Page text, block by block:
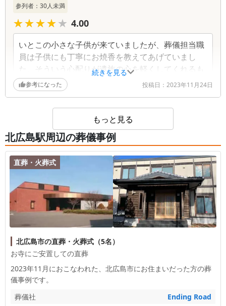
続きを見る
参列者： 30人未満
★★★★★
★★★★★ 4.00
いとこの小さな子供が来ていましたが、葬儀担当職
員は子供にも丁寧にお焼香を教えてあげていまし
た。そういう心配りが遺族の心を軽くしてくれるも
のだと思いました。 家族葬にはちょうどよいサイズ
感です。写真や花飾りも綺麗でした。アクセスは少
し悪いため夜は特に車が必要です。
参考になった 投稿日： 2023年11月24日
もっと見る
北広島駅周辺の葬儀事例
直葬・火葬式
北広島市の直葬・火葬式（5名）
お寺にご安置しての直葬
2023年11月におこなわれた、 北広島市にお住まいだった方の葬
儀事例です。
葬儀社
Ending Road